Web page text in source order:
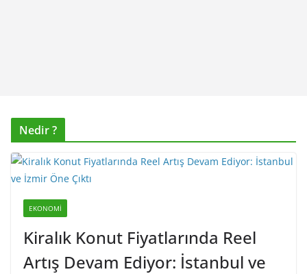
Nedir ?
EKONOMI
Kiralık Konut Fiyatlarında Reel
Artış Devam Ediyor: İstanbul ve